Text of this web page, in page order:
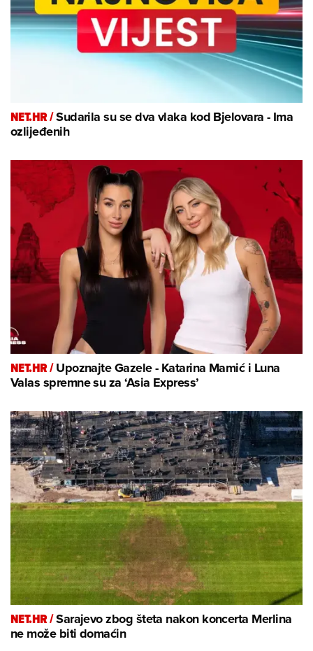
NET.HR /Sudarila su se dva vlaka kod Bjelovara - Ima
ozlijeđenih
NET.HR /Upoznajte Gazele - Katarina Mamić i Luna
Valas spremne su za ‘Asia Express’
NET.HR /Sarajevo zbog šteta nakon koncerta Merlina
ne može biti domaćin